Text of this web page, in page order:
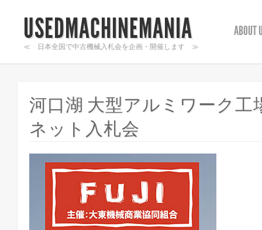
USEDMACHINEMANIA
≪ 日本全国で中古機械入札会を企画・開催します ≫
ABOUT
河口湖 大型アルミワーク工
ネット入札会